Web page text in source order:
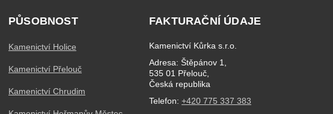
PŮSOBNOST
Kamenictví Holice
Kamenictví Přelouč
Kamenictví Chrudim
FAKTURAČNÍ ÚDAJE
Kamenictví Kůrka s.r.o.
Adresa: Štěpánov 1,
535 01 Přelouč,
Česká republika
Telefon: +420 775 337 383